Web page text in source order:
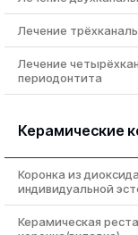
Лечение
Лечение
периодонтита
Керамические
Коронка из
индивидуальной
Керамическая